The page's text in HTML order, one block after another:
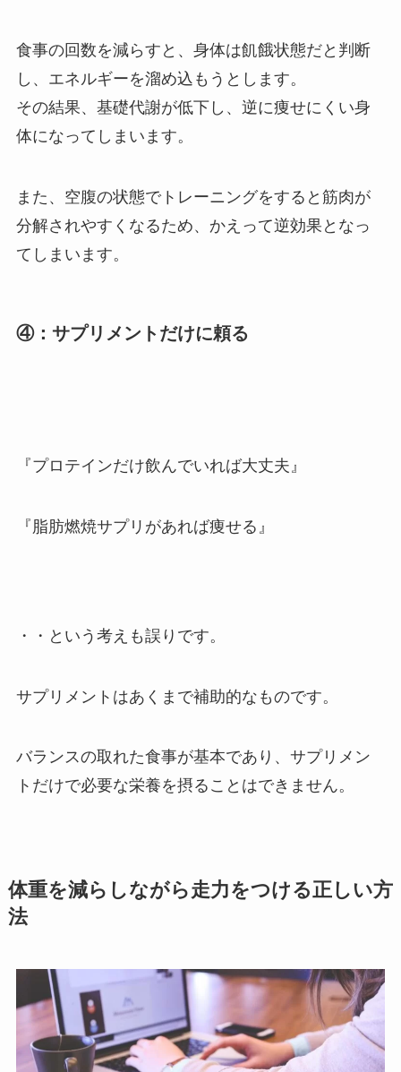
食事の回数を減らすと、身体は飢餓状態だと判断
し、エネルギーを溜め込もうとします。
その結果、基礎代謝が低下し、逆に痩せにくい身
体になってしまいます。
また、空腹の状態でトレーニングをすると筋肉が
分解されやすくなるため、かえって逆効果となっ
てしまいます。
④：サプリメントだけに頼る
『プロテインだけ飲んでいれば大丈夫』
『脂肪燃焼サプリがあれば痩せる』
・・という考えも誤りです。
サプリメントはあくまで補助的なものです。
バランスの取れた食事が基本であり、サプリメン
トだけで必要な栄養を摂ることはできません。
体重を減らしながら走力をつける正しい方
法